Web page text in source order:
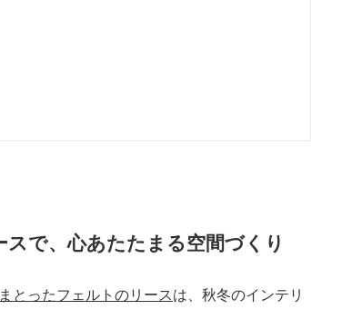
で、心あたたまる空間づくり
とったフェルトのリースは、秋冬のインテリ